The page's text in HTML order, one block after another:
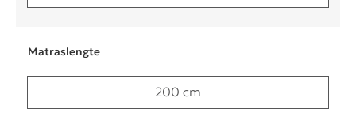
Matraslengte
200 cm